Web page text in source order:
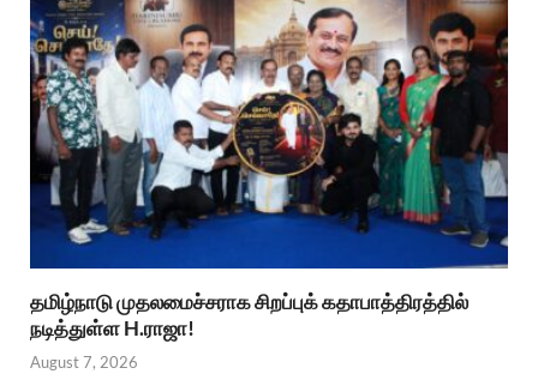
தமிழ்நாடு முதலமைச்சராக சிறப்புக் கதாபாத்திரத்தில்
நடித்துள்ள H.ராஜா!
August 7, 2026